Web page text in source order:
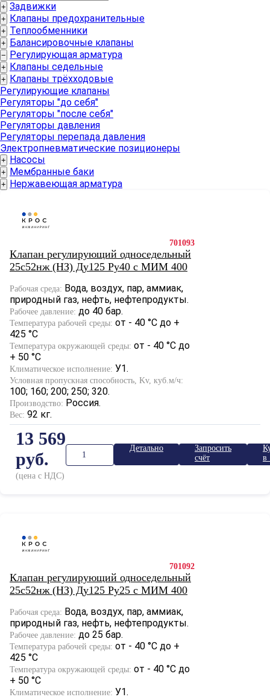
+ Задвижки
+ Клапаны предохранительные
+ Теплообменники
+ Балансировочные клапаны
− Регулирующая арматура
+ Клапаны седельные
+ Клапаны трёхходовые
Регулирующие клапаны
Регуляторы "до себя"
Регуляторы "после себя"
Регуляторы давления
Регуляторы перепада давления
Электропневматические позиционеры
+ Насосы
+ Мембранные баки
+ Нержавеющая арматура
701093
Клапан регулирующий односедельный
25с52нж (НЗ) Ду125 Ру40 с МИМ 400
Рабочая среда: Вода, воздух, пар, аммиак,
природный газ, нефть, нефтепродукты.
Рабочее давление: до 40 бар.
Температура рабочей среды: от - 40 °С до +
425 °С
Температура окружающей среды: от - 40 °С до
+ 50 °С
Климатическое исполнение: У1.
Условная пропускная способность, Kv, куб.м/ч:
100; 160; 200; 250; 320.
Производство: Россия.
Вес: 92 кг.
13 569
руб.
(цена с НДС)
Детально
Запросить
счёт
в
701092
Клапан регулирующий односедельный
25с52нж (НЗ) Ду125 Ру25 с МИМ 400
Рабочая среда: Вода, воздух, пар, аммиак,
природный газ, нефть, нефтепродукты.
Рабочее давление: до 25 бар.
Температура рабочей среды: от - 40 °С до +
425 °С
Температура окружающей среды: от - 40 °С до
+ 50 °С
Климатическое исполнение: У1.